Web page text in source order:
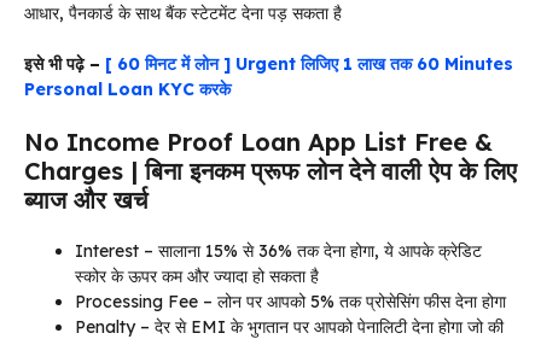
आधार, पैनकार्ड के साथ बैंक स्टेटमेंट देना पड़ सकता है
इसे भी पढ़े – [ 60 मिनट में लोन ] Urgent लिजिए 1 लाख तक 60 Minutes
Personal Loan KYC करके
No Income Proof Loan App List Free &
Charges | बिना इनकम प्रूफ लोन देने वाली ऐप के लिए
ब्याज और खर्च
Interest – सालाना 15% से 36% तक देना होगा, ये आपके क्रेडिट
स्कोर के ऊपर कम और ज्यादा हो सकता है
Processing Fee – लोन पर आपको 5% तक प्रोसेसिंग फीस देना होगा
Penalty – देर से EMI के भुगतान पर आपको पेनालिटी देना होगा जो की